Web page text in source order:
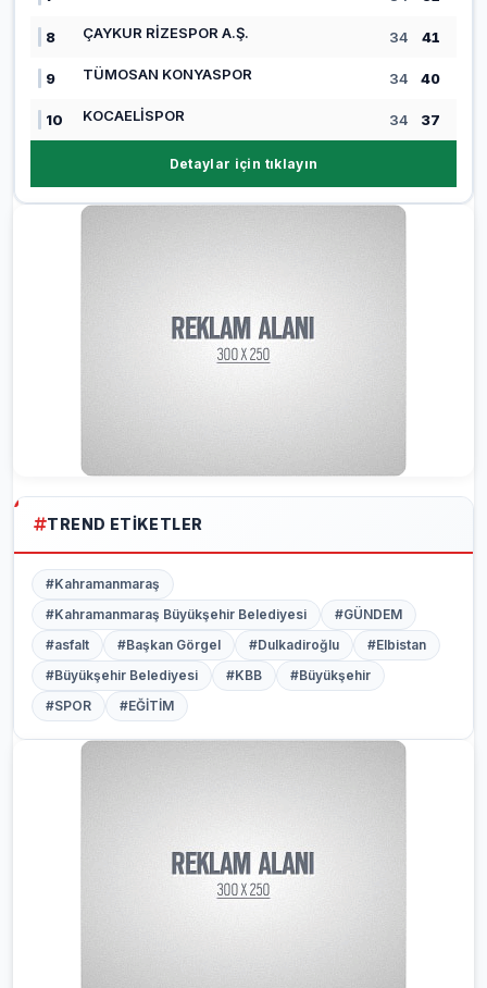
8 ÇAYKUR RİZESPOR A.Ş. 34 41
9 TÜMOSAN KONYASPOR 34 40
10 KOCAELİSPOR 34 37
Detaylar için tıklayın
TREND ETIKETLER
#Kahramanmaraş
#Kahramanmaraş Büyükşehir Belediyesi
#GÜNDEM
#asfalt
#Başkan Görgel #Dulkadiroğlu
#Elbistan
#Büyükşehir Belediyesi
#KBB
#Büyükşehir
#SPOR
#EĞİTİM